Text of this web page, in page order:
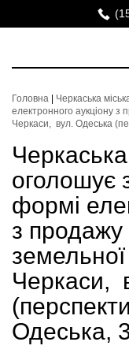
Головна
Черкаська
електронного аукціону з
Черкаси, вул. Одеська
оголошує
формі
з продажу
Черкаси,
Одеська,